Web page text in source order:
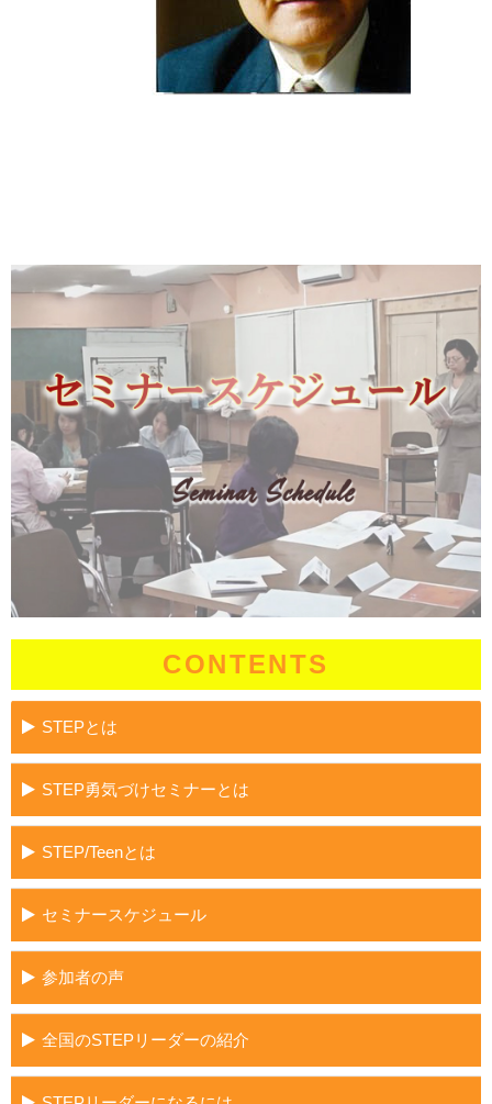
CONTENTS
STEPとは
STEP勇気づけセミナーとは
STEP/Teenとは
セミナースケジュール
参加者の声
全国のSTEPリーダーの紹介